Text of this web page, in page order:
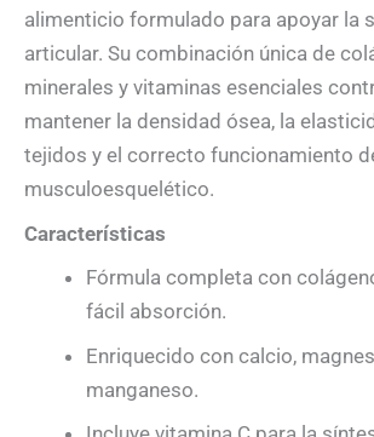
alimenticio formulado para apoyar la
articular. Su combinación única de
minerales y vitaminas esenciales
mantener la densidad ósea, la
tejidos y el correcto funcionamiento
musculoesquelético.
Características
Fórmula completa con
fácil absorción.
Enriquecido con calcio,
manganeso.